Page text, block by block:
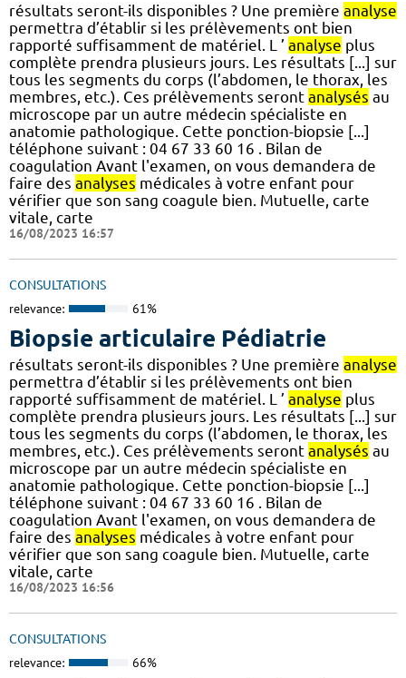
résultats seront-ils disponibles ? Une première analyse
permettra d’établir si les prélèvements ont bien
rapporté suffisamment de matériel. L ’ analyse plus
complète prendra plusieurs jours. Les résultats [...] sur
tous les segments du corps (l’abdomen, le thorax, les
membres, etc.). Ces prélèvements seront analysés au
microscope par un autre médecin spécialiste en
anatomie pathologique. Cette ponction-biopsie [...]
téléphone suivant : 04 67 33 60 16 . Bilan de
coagulation Avant l'examen, on vous demandera de
faire des analyses médicales à votre enfant pour
vérifier que son sang coagule bien. Mutuelle, carte
vitale, carte
16/08/2023 16:57
CONSULTATIONS
relevance: 61%
Biopsie articulaire Pédiatrie
résultats seront-ils disponibles ? Une première analyse
permettra d’établir si les prélèvements ont bien
rapporté suffisamment de matériel. L ’ analyse plus
complète prendra plusieurs jours. Les résultats [...] sur
tous les segments du corps (l’abdomen, le thorax, les
membres, etc.). Ces prélèvements seront analysés au
microscope par un autre médecin spécialiste en
anatomie pathologique. Cette ponction-biopsie [...]
téléphone suivant : 04 67 33 60 16 . Bilan de
coagulation Avant l'examen, on vous demandera de
faire des analyses médicales à votre enfant pour
vérifier que son sang coagule bien. Mutuelle, carte
vitale, carte
16/08/2023 16:56
CONSULTATIONS
relevance: 66%